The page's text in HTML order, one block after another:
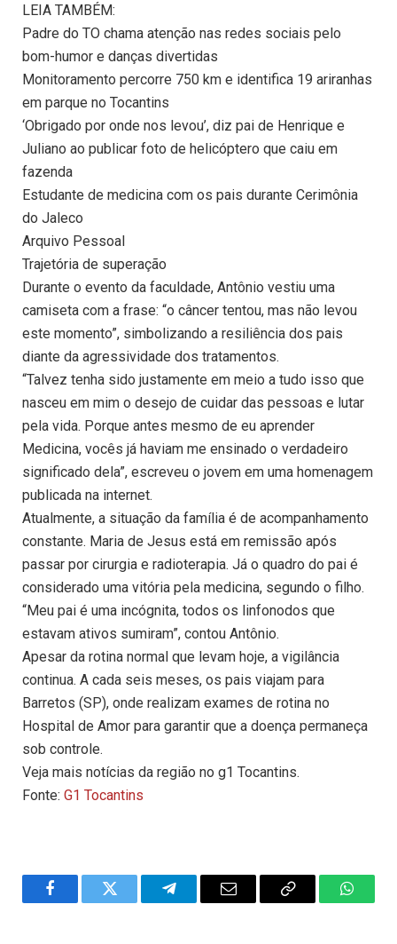
LEIA TAMBÉM:
Padre do TO chama atenção nas redes sociais pelo
bom-humor e danças divertidas
Monitoramento percorre 750 km e identifica 19 ariranhas
em parque no Tocantins
‘Obrigado por onde nos levou’, diz pai de Henrique e
Juliano ao publicar foto de helicóptero que caiu em
fazenda
Estudante de medicina com os pais durante Cerimônia
do Jaleco
Arquivo Pessoal
Trajetória de superação
Durante o evento da faculdade, Antônio vestiu uma
camiseta com a frase: “o câncer tentou, mas não levou
este momento”, simbolizando a resiliência dos pais
diante da agressividade dos tratamentos.
“Talvez tenha sido justamente em meio a tudo isso que
nasceu em mim o desejo de cuidar das pessoas e lutar
pela vida. Porque antes mesmo de eu aprender
Medicina, vocês já haviam me ensinado o verdadeiro
significado dela”, escreveu o jovem em uma homenagem
publicada na internet.
Atualmente, a situação da família é de acompanhamento
constante. Maria de Jesus está em remissão após
passar por cirurgia e radioterapia. Já o quadro do pai é
considerado uma vitória pela medicina, segundo o filho.
“Meu pai é uma incógnita, todos os linfonodos que
estavam ativos sumiram”, contou Antônio.
Apesar da rotina normal que levam hoje, a vigilância
continua. A cada seis meses, os pais viajam para
Barretos (SP), onde realizam exames de rotina no
Hospital de Amor para garantir que a doença permaneça
sob controle.
Veja mais notícias da região no g1 Tocantins.
Fonte: G1 Tocantins
FacebookTwitter TelegramEmail
Copy